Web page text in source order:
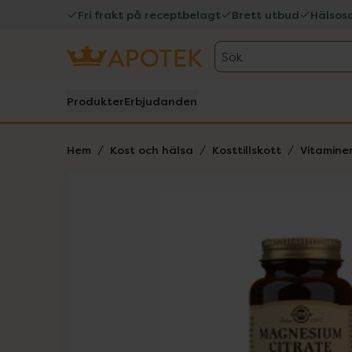
Fri frakt på receptbelagt Brett utbud
Sök
ProdukterErbjudanden
Hem Kost och hälsa Kosttillskott